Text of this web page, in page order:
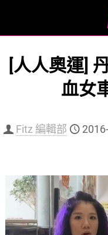
[人人奧運]
血女
Fitz 編輯部